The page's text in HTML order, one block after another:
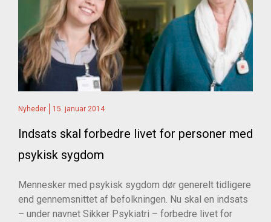
Nyheder 15. januar 2014
Indsats skal forbedre livet for personer med
psykisk sygdom
Mennesker med psykisk sygdom dør generelt tidligere
end gennemsnittet af befolkningen. Nu skal en indsats
– under navnet Sikker Psykiatri – forbedre livet for